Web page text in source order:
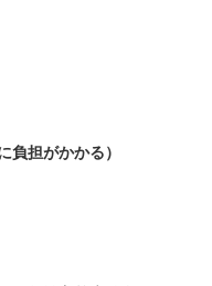
負担がかかる）